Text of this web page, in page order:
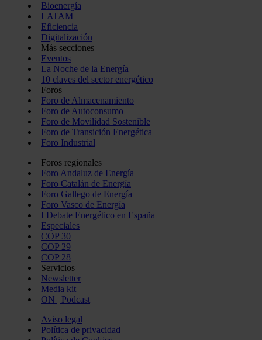
Bioenergía
LATAM
Eficiencia
Digitalización
Más secciones
Eventos
La Noche de la Energía
10 claves del sector energético
Foros
Foro de Almacenamiento
Foro de Autoconsumo
Foro de Movilidad Sostenible
Foro de Transición Energética
Foro Industrial
Foros regionales
Foro Andaluz de Energía
Foro Catalán de Energía
Foro Gallego de Energía
Foro Vasco de Energía
I Debate Energético en España
Especiales
COP 30
COP 29
COP 28
Servicios
Newsletter
Media kit
ON | Podcast
Aviso legal
Política de privacidad